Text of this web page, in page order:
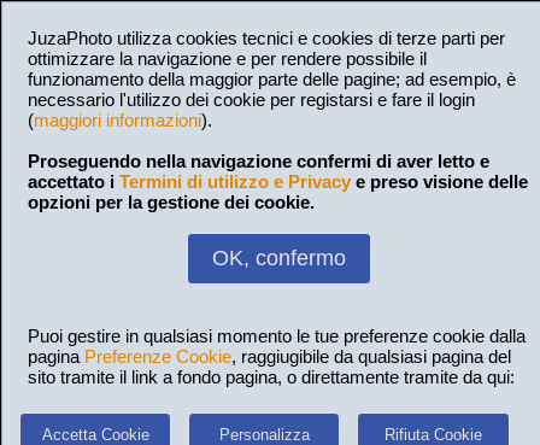
JuzaPhoto utilizza cookies tecnici e cookies di terze parti per
ottimizzare la navigazione e per rendere possibile il
funzionamento della maggior parte delle pagine; ad esempio, è
necessario l'utilizzo dei cookie per registarsi e fare il login
(maggiori informazioni).
Proseguendo nella navigazione confermi di aver letto e
accettato i Termini di utilizzo e Privacy e preso visione delle
opzioni per la gestione dei cookie.
OK, confermo
Puoi gestire in qualsiasi momento le tue preferenze cookie dalla
pagina Preferenze Cookie, raggiugibile da qualsiasi pagina del
sito tramite il link a fondo pagina, o direttamente tramite da qui:
Accetta Cookie Personalizza Rifiuta Cookie